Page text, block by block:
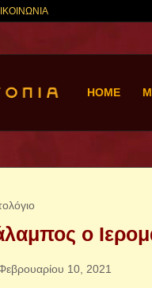
HOME
ο
10, 2021